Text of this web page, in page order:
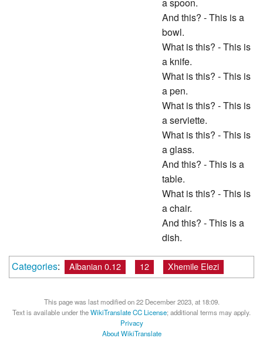
And this? - This is a
bowl.
What is this? - This is
a knife.
What is this? - This is
a pen.
What is this? - This is
a serviette.
What is this? - This is
a glass.
And this? - This is a
table.
What is this? - This is
a chair.
And this? - This is a
dish.
Categories: Albanian 0.12 12 Xhemile Elezi
This page was last modified on 22 December 2023, at 18:09.
Text is available under theWikiTranslate CC License; additional terms may apply.
Privacy
About WikiTranslate